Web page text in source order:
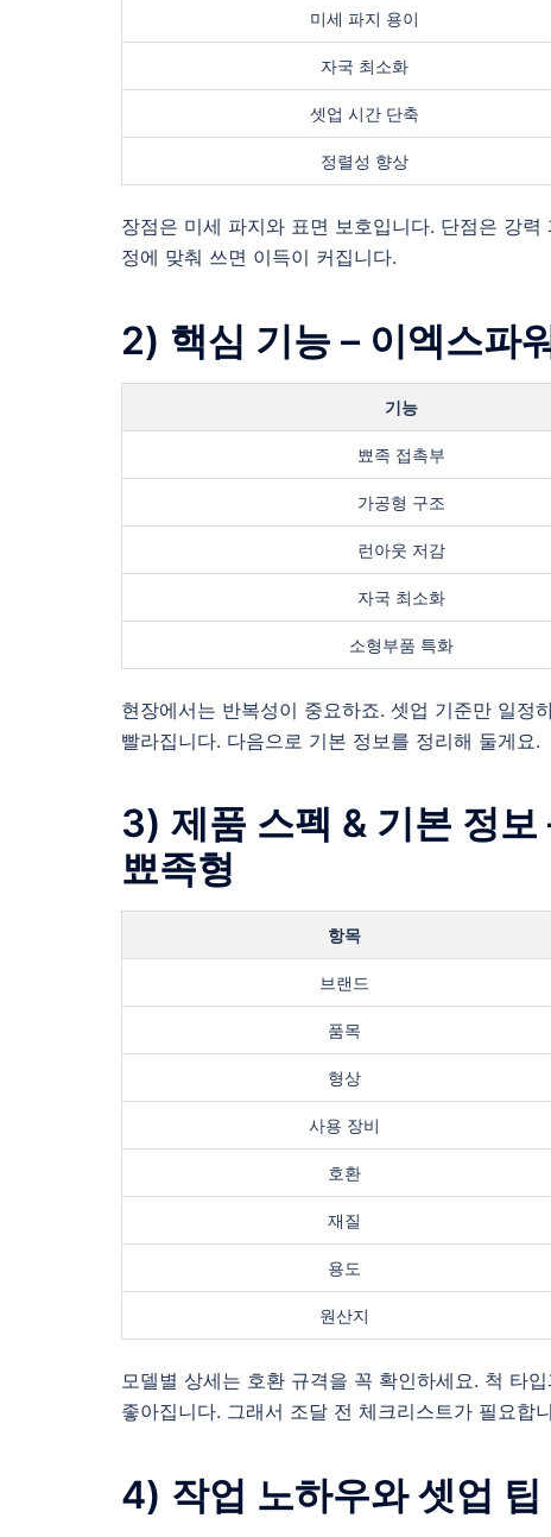
미세 파지 용이
자국 최소화
셋업 시간 단축
정렬성 향상
장점은 미세 파지와 표면 보호입니다. 단점은 강
정에 맞춰 쓰면 이득이 커집니다.
2) 핵심 기능 – 이엑스파
기능
뾰족 접촉부
가공형 구조
런아웃 저감
자국 최소화
소형부품 특화
현장에서는 반복성이 중요하죠. 셋업 기준만 일정
빨라집니다. 다음으로 기본 정보를 정리해 둘게요.
3) 제품 스펙 & 기본 정
뾰족형
항목
브랜드
품목
형상
사용 장비
호환
재질
용도
원산지
모델별 상세는 호환 규격을 꼭 확인하세요. 척 타
좋아집니다. 그래서 조달 전 체크리스트가 필요합
4) 작업 노하우와 셋업 팁